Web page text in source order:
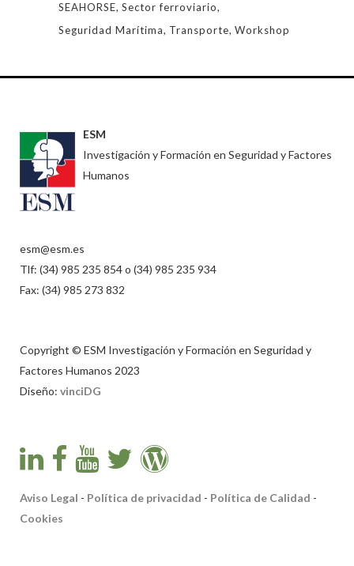
SEAHORSE Sector ferroviario
Seguridad Marítima
Transporte Workshop
ESM
Investigación y Formación en Seguridad y Factores
Humanos
esm@esm.es
Tlf: (34) 985 235 854 o (34) 985 235 934
Fax: (34) 985 273 832
Copyright © ESM Investigación y Formación en Seguridad y
Factores Humanos 2023
Diseño: vinciDG
Aviso Legal - Política de privacidad - Política de Calidad -
Cookies